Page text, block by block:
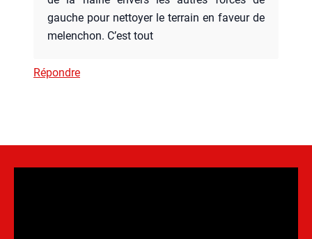
gauche pour net­toyer le ter­rain en faveur de
melen­chon. C’est tout
Répondre